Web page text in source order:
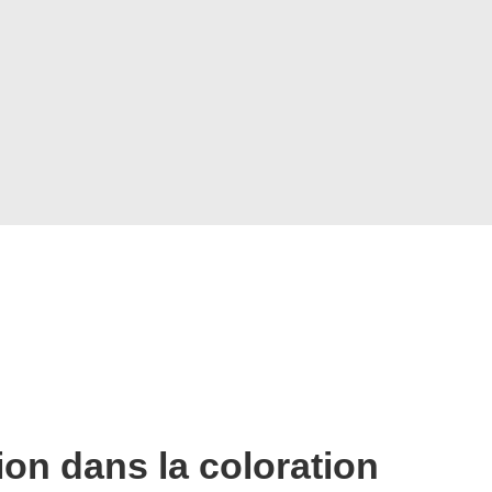
dans la coloration